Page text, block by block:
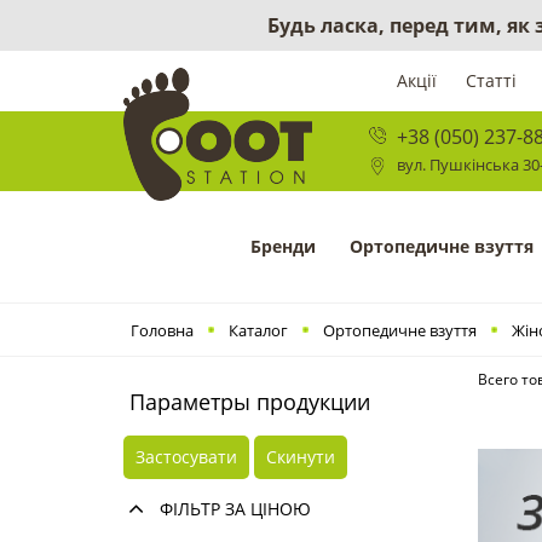
Будь ласка, перед тим, як
Акції Статті
+38 (050) 237-
вул. Пушкінська
Бренди Ортопедичне взуття
Головна Каталог Ортопедичне взуття
Параметры продукции
Застосувати Скинути
ФІЛЬТР ЗА ЦІНОЮ
Всего